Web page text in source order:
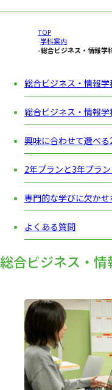
オンライン教養講座
湘北短期大学Instagramア
湘北短期大学Xアカウント
湘北短期大学YouTubeアカ
湘北短期大学LINEアカウント
TOP
学科案内
総合ビジネス・情報学
総合ビジネス・情報学
総合ビジネス・情報
興味に合わせて選べる
2年プランと3年プラン
専門的な学びに欠か
よくある質問
総合ビジネス・